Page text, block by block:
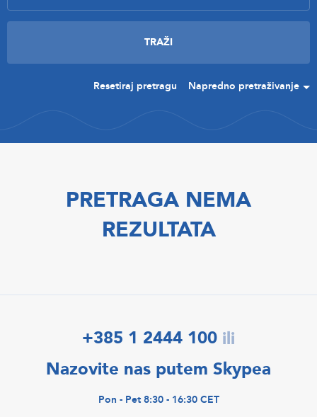
Resetiraj pretragu Napredno pretraživanje
PRETRAGA NEMA
REZULTATA
+385 1 2444 100 ili
Nazovite nas putem Skypea
Pon - Pet 8:30 - 16:30 CET